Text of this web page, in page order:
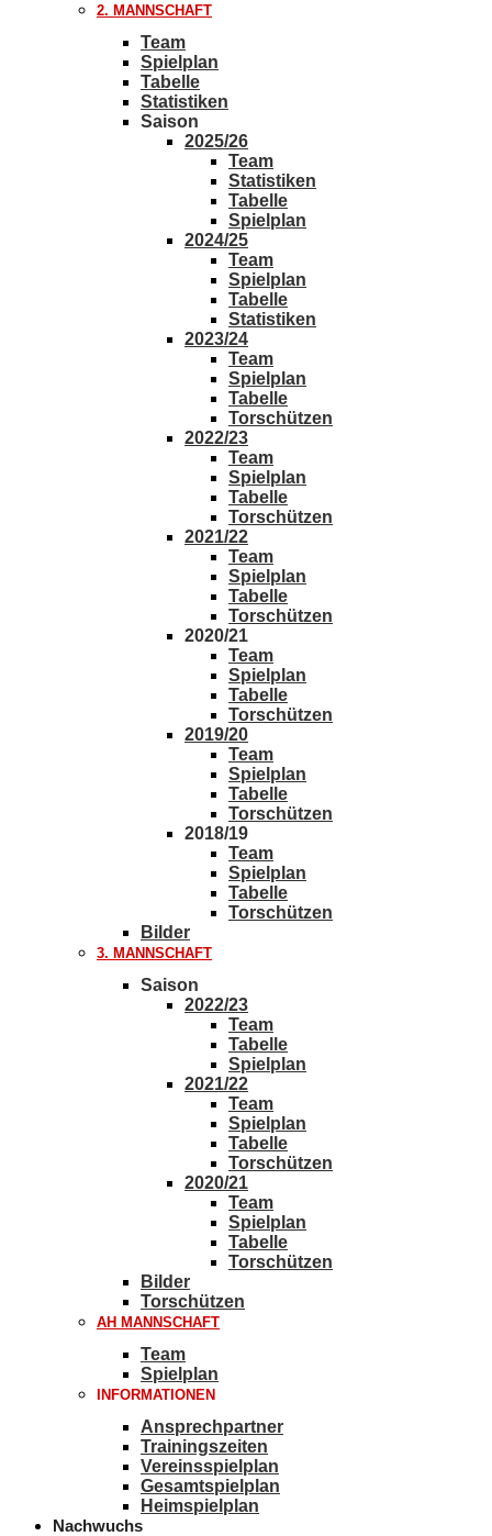
2. MANNSCHAFT
Team
Spielplan
Tabelle
Statistiken
Saison
2025/26
Team
Statistiken
Tabelle
Spielplan
2024/25
Team
Spielplan
Tabelle
Statistiken
2023/24
Team
Spielplan
Tabelle
Torschützen
2022/23
Team
Spielplan
Tabelle
Torschützen
2021/22
Team
Spielplan
Tabelle
Torschützen
2020/21
Team
Spielplan
Tabelle
Torschützen
2019/20
Team
Spielplan
Tabelle
Torschützen
2018/19
Team
Spielplan
Tabelle
Torschützen
Bilder
3. MANNSCHAFT
Saison
2022/23
Team
Tabelle
Spielplan
2021/22
Team
Spielplan
Tabelle
Torschützen
2020/21
Team
Spielplan
Tabelle
Torschützen
Bilder
Torschützen
AH MANNSCHAFT
Team
Spielplan
INFORMATIONEN
Ansprechpartner
Trainingszeiten
Vereinsspielplan
Gesamtspielplan
Heimspielplan
Nachwuchs